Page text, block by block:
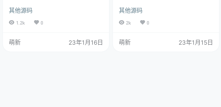
控制面板。主打稳定长久稳定客
户，控制面板无任何广告，让我们
原版美化模板ip地址获取 4.细微美
其他源码
1.2k 0
萌新 23年1月16日
能做的不是很好。主界面是二开的
上搭建教程。首先php要大于7.1，还
ewrite ^(.*)$ /index.php?s=$1 last;
其他源码
2k 0
萌新 23年1月15日